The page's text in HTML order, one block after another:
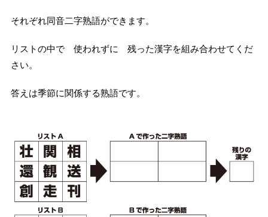
それぞれ同音二字熟語ができます。
リストの中で 使われずに 残った漢字を組み合わせてくだ
さい。
答えは季節に関係する熟語です。